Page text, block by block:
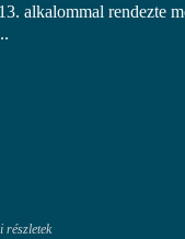
alkalommal rendezte
részletek